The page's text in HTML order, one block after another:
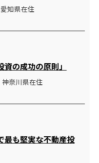
知県在住
資の成功の原則」
奈川県在住
最も堅実な不動産投